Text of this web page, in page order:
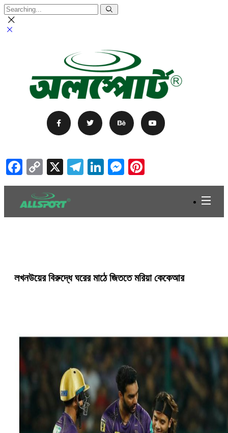
Facebook
Copy
Link
X Telegram
LinkedIn
Messenger
লখনউয়ের বিরুদ্ধে ঘরের মাঠে জিততে মরিয়া কেকেআর